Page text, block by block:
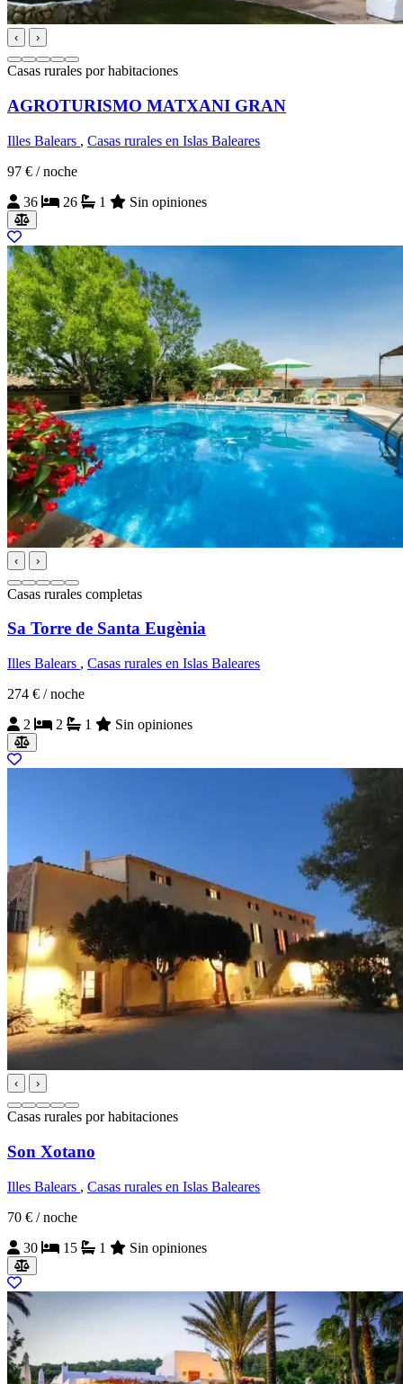
‹ ›
Casas rurales por habitaciones
AGROTURISMO MATXANI GRAN
Illes Balears , Casas rurales en Islas Baleares
97 € / noche
36
26 1 Sin opiniones
‹ ›
Casas rurales completas
Sa Torre de Santa Eugènia
Illes Balears , Casas rurales en Islas Baleares
274 € / noche
2
2 1 Sin opiniones
‹ ›
Casas rurales por habitaciones
Son Xotano
Illes Balears , Casas rurales en Islas Baleares
70 € / noche
30
15 1 Sin opiniones